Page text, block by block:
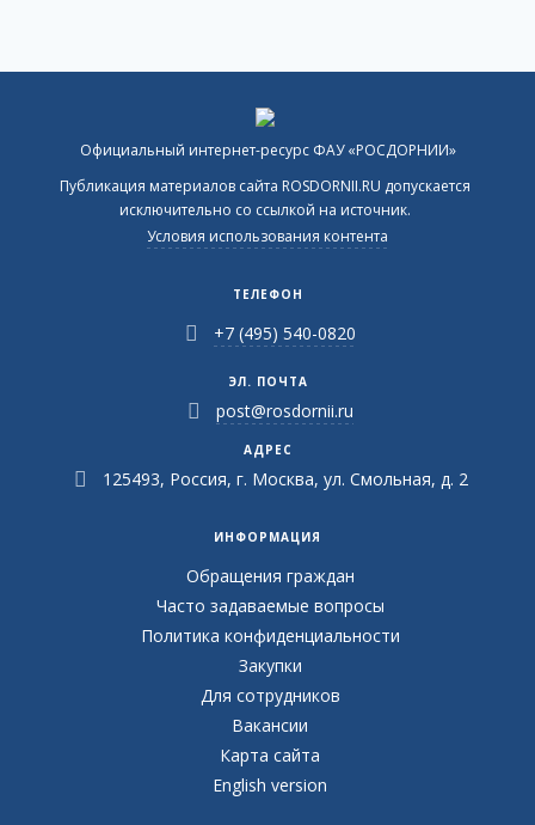
Официальный интернет-ресурс ФАУ «РОСДОРНИИ»
Публикация материалов сайта ROSDORNII.RU допускается
исключительно со ссылкой на источник.
Условия использования контента
ТЕЛЕФОН
+7 (495) 540-0820
ЭЛ. ПОЧТА
post@rosdornii.ru
АДРЕС
125493, Россия, г. Москва, ул. Смольная, д. 2
ИНФОРМАЦИЯ
Обращения граждан
Часто задаваемые вопросы
Политика конфиденциальности
Закупки
Для сотрудников
Вакансии
Карта сайта
English version